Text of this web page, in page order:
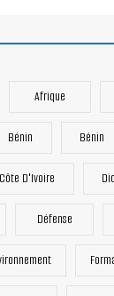
Afrique
Bénin Bénin
Côte D'Ivoire
Défense